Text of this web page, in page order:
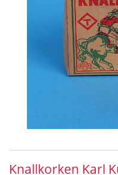
Knallkorken Karl